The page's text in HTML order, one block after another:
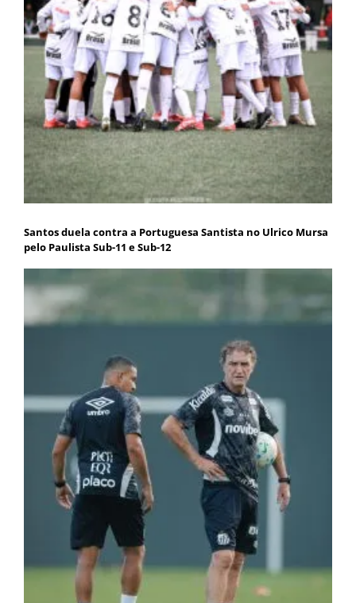
Santos duela contra a Portuguesa Santista no Ulrico Mursa
pelo Paulista Sub-11 e Sub-12